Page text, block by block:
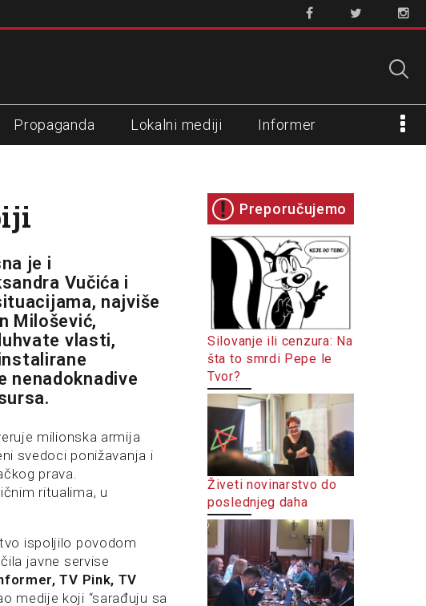
Propaganda Lokalni mediji Informer
je i
Vučića i
najviše
Milošević,
vlasti,
nenadoknadive
milionska armija
svedoci ponižavanja i
prava.
ritualima, u
ispoljilo povodom
javne servise
TV Pink, TV
medije koji “sarađuju sa
Preporučujemo
Silovanje ili cenzura: Na
šta to smrdi Pepe le
Tvor?
Živeti novinarstvo do
poslednjeg daha